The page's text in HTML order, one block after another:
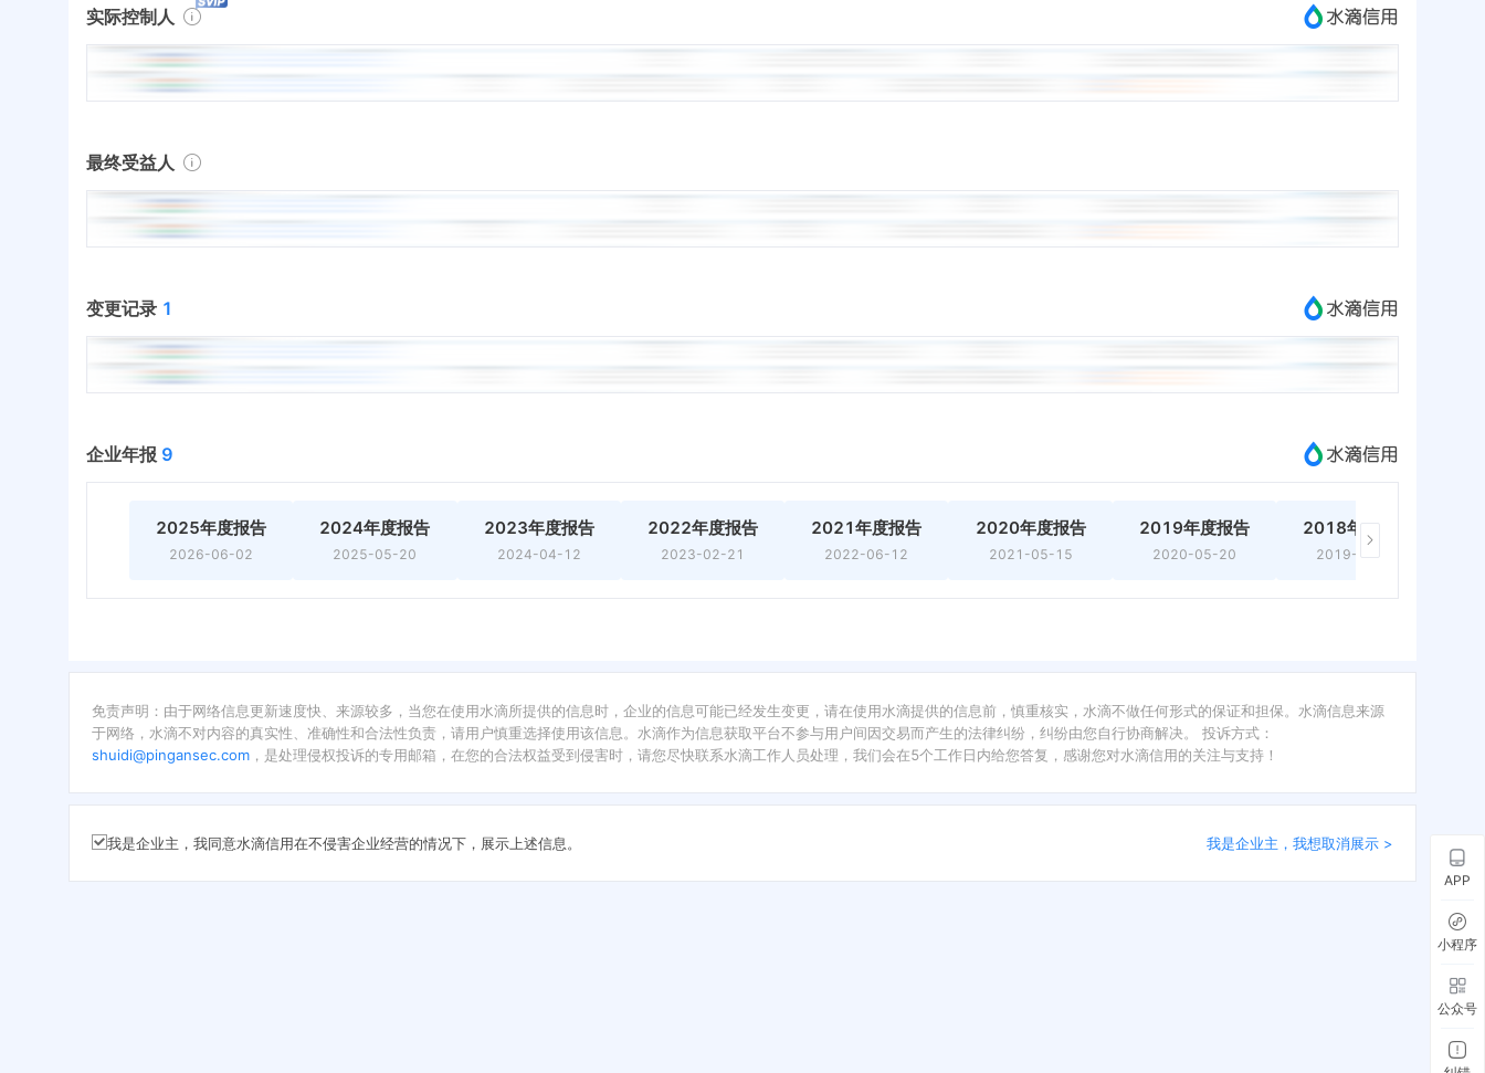
实际控制人
最终受益人
变更记录 1
企业年报 9
2025年度报告
2026-06-02
2024年度报告
2025-05-20
2023年度报告
2024-04-12
2022年度报告
2023-02-21
2021年度报告
2022-06-12
2020年度报告
2021-05-15
2019年度报告
2020-05-20
2018年度报告
2019-04-14
免责声明：由于网络信息更新速度快、来源较多，当您在使用水滴所提供的信息时，企业的信息可能已经发生变更，请在使用水滴提供的信息前，慎重核实，水滴不做任何形式的保证和担保。水滴信息来源
于网络，水滴不对内容的真实性、准确性和合法性负责，请用户慎重选择使用该信息。水滴作为信息获取平台不参与用户间因交易而产生的法律纠纷，纠纷由您自行协商解决。 投诉方式：
shuidi@pingansec.com ，是处理侵权投诉的专用邮箱，在您的合法权益受到侵害时，请您尽快联系水滴工作人员处理，我们会在5个工作日内给您答复，感谢您对水滴信用的关注与支持！
我是企业主，我同意水滴信用在不侵害企业经营的情况下，展示上述信息。 我是企业主，我想取消展示 >
APP
小程序
公众号